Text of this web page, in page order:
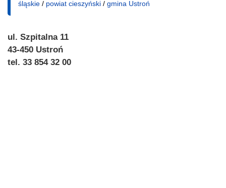
śląskie / powiat cieszyński / gmina Ustroń
ul. Szpitalna 11
43-450 Ustroń
tel. 33 854 32 00